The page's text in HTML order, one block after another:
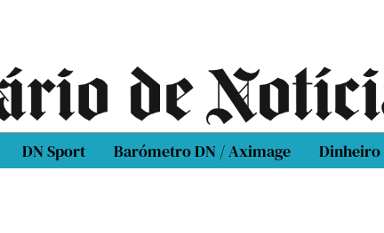
DN Sport Barómetro DN / Aximage Dinheiro